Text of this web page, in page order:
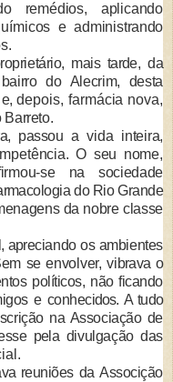
re­médios, aplicando
e adminis­trando
rio, mais tarde, da
do Alecrim, desta
e,depois, farmácia nova,
Barreto.
passou a vida inteira,
O seu nome,
se na sociedade
do Rio Gran­de
da nobre classe
apre­ciando os ambientes
se envolver, vi­brava o
políticos, não ficando
e conhe­cidos. A tudo
na Associação de
pela divulgação das
reu­niões da Associção